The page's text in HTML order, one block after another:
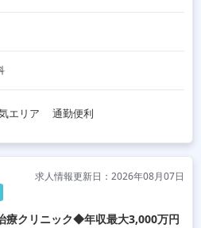
エリア 通勤便利
求人情報更新日：2026年08月07日
療クリニック◆年収最大3,000万円